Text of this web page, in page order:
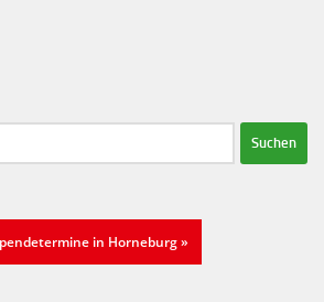
in Horneburg »